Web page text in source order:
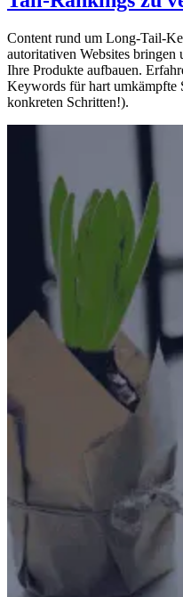
Content rund um Long-Tail-
autoritativen Websites
Ihre Produkte aufbauen.
Keywords für hart
konkreten Schritten!).